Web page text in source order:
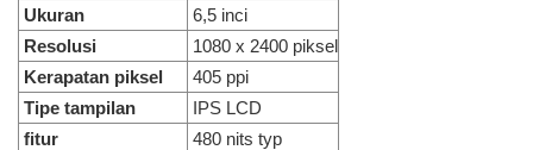
Ukuran
6,5 inci
Resolusi
1080 x 2400 piksel
Kerapatan piksel
405 ppi
Tipe tampilan
IPS LCD
fitur
480 nits typ